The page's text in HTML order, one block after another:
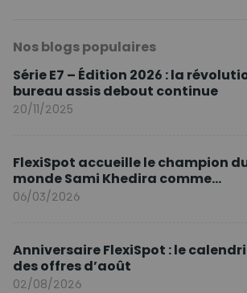
Nos blogs populaires
Série E7 – Édition 2026 : la
bureau assis debout continue
20/11/2025
FlexiSpot accueille le champion
monde Sami Khedira comme
ambassadeur de la marque en
06/03/2026
Anniversaire FlexiSpot : le
des offres d’août
02/08/2026